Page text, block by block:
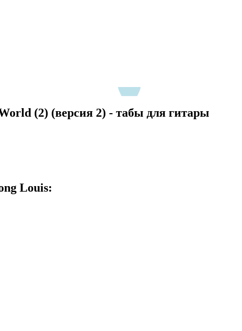
(2) (версия 2) - табы для гитары
Louis: